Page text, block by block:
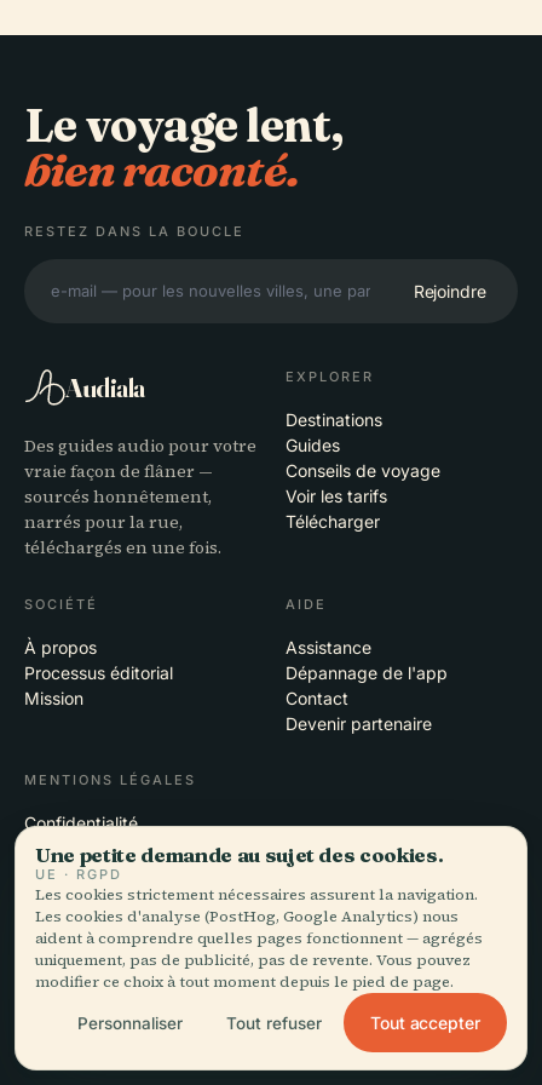
Le voyage lent,
bien raconté.
RESTEZ DANS LA BOUCLE
Rejoindre
Audiala
Des guides audio pour votre
vraie façon de flâner —
sourcés honnêtement,
narrés pour la rue,
téléchargés en une fois.
EXPLORER
Destinations
Guides
Conseils de voyage
Voir les tarifs
Télécharger
SOCIÉTÉ
À propos
Processus éditorial
Mission
AIDE
Assistance
Dépannage de l'app
Contact
Devenir partenaire
MENTIONS LÉGALES
Confidentialité
Conditions
Paramètres des cookies
Supprimer le compte
© 2026 Audiala · Conçu à Morges, en Suisse, sur la route et dans les
EN · FR · DE · ES · IT · PT · JA · ZH · HI · RU · CS · AR
Une petite demande au sujet des cookies.
UE · RGPD
Les cookies strictement nécessaires assurent la navigation.
Les cookies d'analyse (PostHog, Google Analytics) nous
aident à comprendre quelles pages fonctionnent — agrégés
uniquement, pas de publicité, pas de revente. Vous pouvez
modifier ce choix à tout moment depuis le pied de page.
Personnaliser Tout refuser Tout accepter